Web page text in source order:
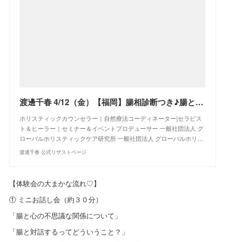
渡邊千春 4/12（金）【福岡】腸相診断つき♪腸との会話を楽しむ♡腸心セラピー♪お試し体験会
ホリスティックカウンセラー｜自然療法コーディネーター|セラピス
ト＆ヒーラー｜セミナー＆イベントプロデューサー 一般社団法人 グ
ローバルホリスティックケア研究所 一般社団法人 グローバルホリ…
渡邊千春 公式リザストページ
【体験会の大まかな流れ♡】
① ミニお話し会（約３０分）
「腸と心の不思議な関係について」
「腸と対話するってどういうこと？」